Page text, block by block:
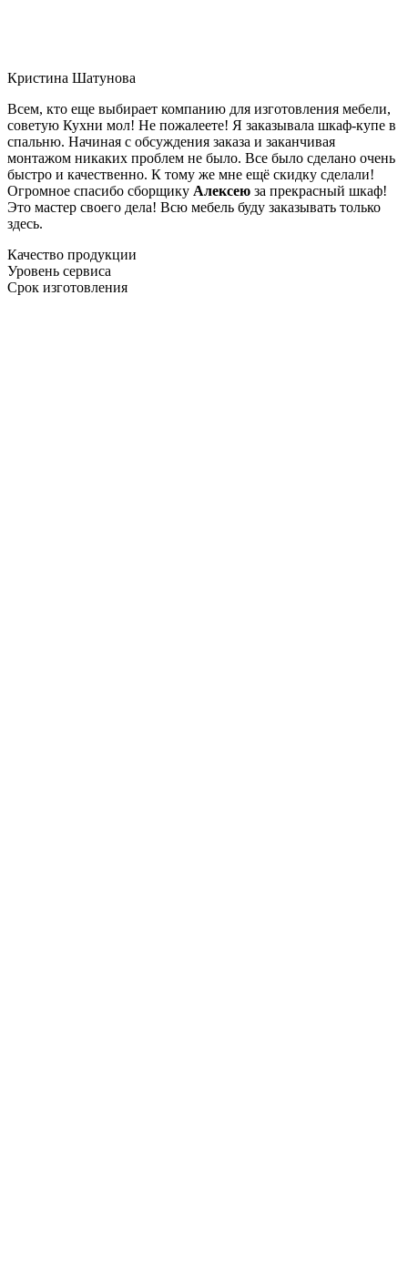
Кристина Шатунова
Всем, кто еще выбирает компанию для изготовления мебели,
советую Кухни мол! Не пожалеете! Я заказывала шкаф-купе в
спальню. Начиная с обсуждения заказа и заканчивая
монтажом никаких проблем не было. Все было сделано очень
быстро и качественно. К тому же мне ещё скидку сделали!
Огромное спасибо сборщику Алексею за прекрасный шкаф!
Это мастер своего дела! Всю мебель буду заказывать только
здесь.
Качество продукции
Уровень сервиса
Срок изготовления